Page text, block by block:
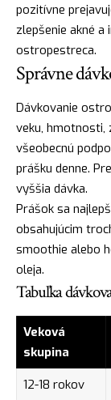
pozitívne
zlepšenie akné a
ostropestreca.
Správne
Dávkovanie
veku, hmotnosti,
všeobecnú
prášku denne.
vyššia dávka.
Prášok sa
obsahujúcim
smoothie alebo
oleja.
Tabuľka
Veková
skupina
12-18 rokov